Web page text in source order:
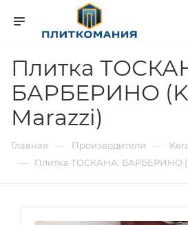
Плитка
БАРБЕРИНО
Marazzi)
Главная — Производители —
— Плитка ТОСКАНА: БАРБЕРИНО